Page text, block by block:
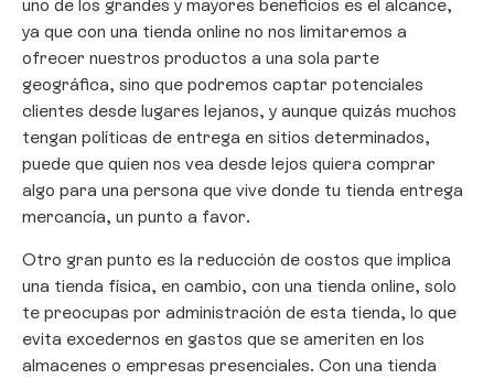
uno de los grandes y mayores beneficios es el alcance,
ya que con una tienda online no nos limitaremos a
ofrecer nuestros productos a una sola parte
geográfica, sino que podremos captar potenciales
clientes desde lugares lejanos, y aunque quizás muchos
tengan políticas de entrega en sitios determinados,
puede que quien nos vea desde lejos quiera comprar
algo para una persona que vive donde tu tienda entrega
mercancía, un punto a favor.
Otro gran punto es la reducción de costos que implica
una tienda física, en cambio, con una tienda online, solo
te preocupas por administración de esta tienda, lo que
evita excedernos en gastos que se ameriten en los
almacenes o empresas presenciales. Con una tienda